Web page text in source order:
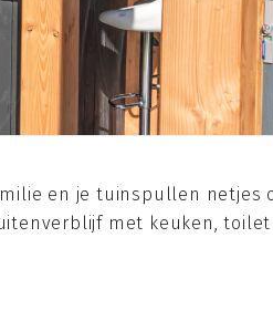
en je tuinspullen netjes
met keuken, toilet